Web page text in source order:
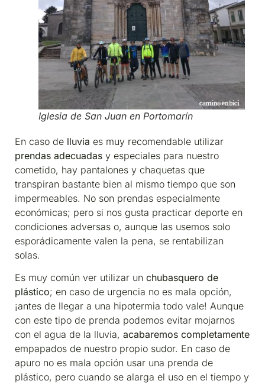
Iglesia de San Juan en Portomarín
En caso de lluvia es muy recomendable utilizar
prendas adecuadas y especiales para nuestro
cometido, hay pantalones y chaquetas que
transpiran bastante bien al mismo tiempo que son
impermeables. No son prendas especialmente
económicas; pero si nos gusta practicar deporte en
condiciones adversas o, aunque las usemos solo
esporádicamente valen la pena, se rentabilizan
solas.
Es muy común ver utilizar un chubasquero de
plástico; en caso de urgencia no es mala opción,
¡antes de llegar a una hipotermia todo vale! Aunque
con este tipo de prenda podemos evitar mojarnos
con el agua de la lluvia, acabaremos completamente
empapados de nuestro propio sudor. En caso de
apuro no es mala opción usar una prenda de
plástico, pero cuando se alarga el uso en el tiempo y